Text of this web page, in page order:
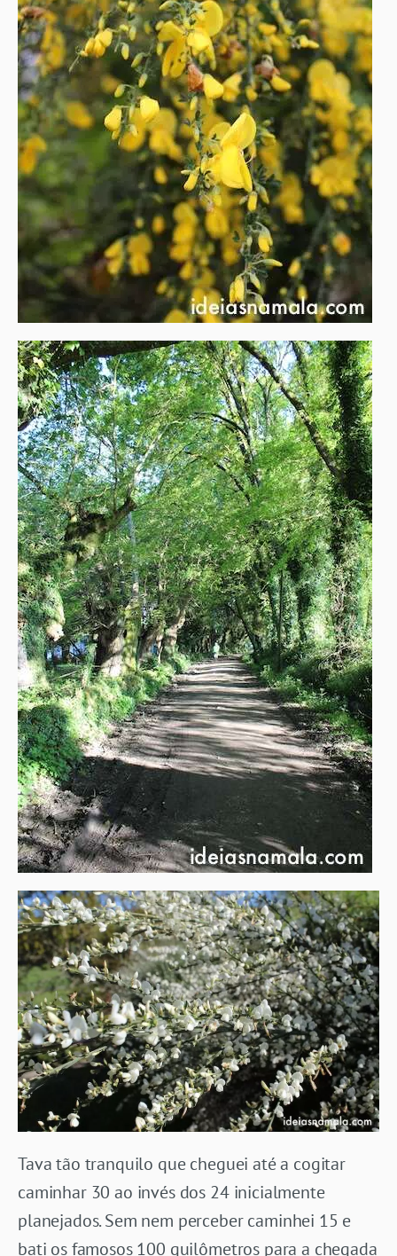
Tava tão tranquilo que cheguei até a cogitar
caminhar 30 ao invés dos 24 inicialmente
planejados. Sem nem perceber caminhei 15 e
bati os famosos 100 quilômetros para a chegada